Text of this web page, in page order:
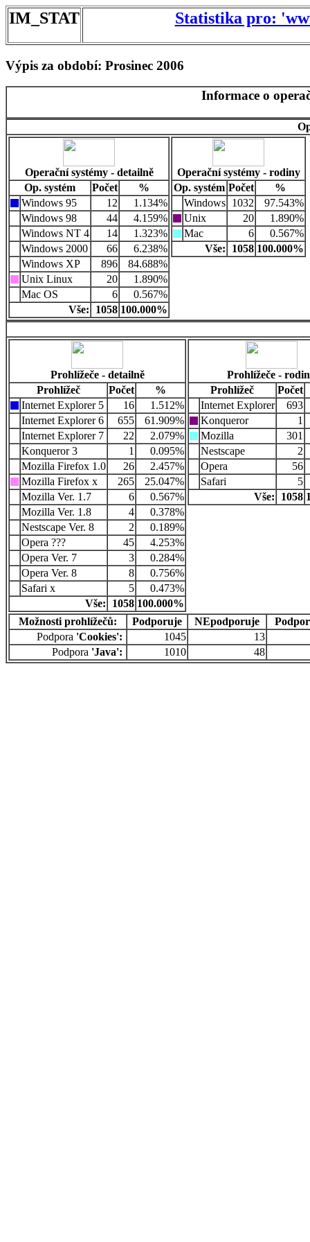
IM_STAT Statistika pro:
Výpis za období: Prosinec 2006
Informace o
Operační systémy - detailně
Op. systém
Počet
%
Windows 95
12
1.134%
Windows 98
44
4.159%
Windows NT 4
14
1.323%
Windows 2000
66
6.238%
Windows XP
896
84.688%
Unix Linux
20
1.890%
Mac OS
6
0.567%
Vše:
1058 100.000%
Operační systémy - rodiny
Op. systém Počet
%
Windows 1032
97.543%
Unix
20
1.890%
Mac
6
0.567%
Vše:
1058 100.000%
Prohlížeče - detailně
Prohlížeč
Počet
%
Internet Explorer 5
16
1.512%
Internet Explorer 6
655
61.909%
Internet Explorer 7
22
2.079%
Konqueror 3
1
0.095%
Mozilla Firefox 1.0
26
2.457%
Mozilla Firefox x
265
25.047%
Mozilla Ver. 1.7
6
0.567%
Mozilla Ver. 1.8
4
0.378%
Nestscape Ver. 8
2
0.189%
Opera ???
45
4.253%
Opera Ver. 7
3
0.284%
Opera Ver. 8
8
0.756%
Safari x
5
0.473%
Vše:
1058 100.000%
Prohlížeče -
Prohlížeč
Počet
Internet Explorer
693
Konqueror
1
Mozilla
301
Nestscape
2
Opera
56
Safari
5
Vše:
1058
Možnosti prohlížečů: Podporuje NEpodporuje
Podpora 'Cookies': 1045
13
Podpora 'Java': 1010 48